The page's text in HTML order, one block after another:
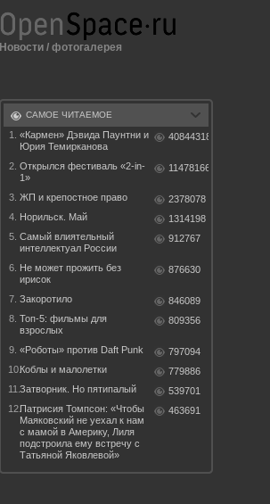
Новости / фотогалерея
САМОЕ ЧИТАЕМОЕ
1.
«Кармен» Дэвида Паунтни и
Юрия Темирканова
40844318
2. Открылся фестиваль «2-in-
1»
11478166
3. ЖП и крепостное право
2378078
4. Норильск. Май
1314198
5. Самый влиятельный
интеллектуал России
912767
6. Не может прожить без
ирисок
876630
7. Закоротило
846089
8. Топ-5: фильмы для
взрослых
809356
9. «Роботы» против Daft Punk
797094
10.Коблы и малолетки
779886
11.Затворник. Но пятипалый
539701
12.Патрисия Томпсон: «Чтобы
Маяковский не уехал к нам
с мамой в Америку, Лиля
подстроила ему встречу с
Татьяной Яковлевой»
463691